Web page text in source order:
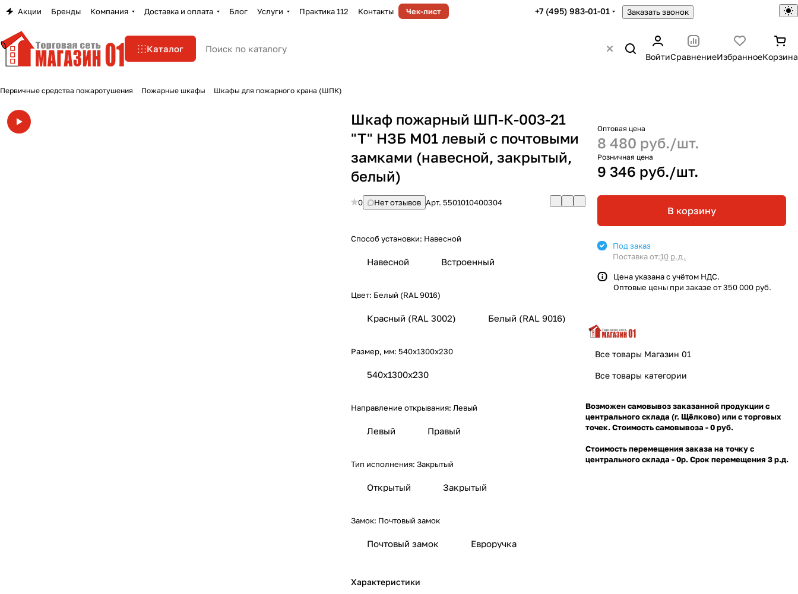
Акции Бренды Компания Доставка и оплата Блог Услуги Практика 112 Контакты Чек-лист +7 (495) 983-01-01 Заказать звонок
Каталог
ВойтиСравнениеИзбранноеКорзина
Первичные средства пожаротушения Пожарные шкафы Шкафы для пожарного крана (ШПК)
Шкаф пожарный ШП-К-003-21
"Т" НЗБ М01 левый с почтовыми
замками (навесной, закрытый,
белый)
0 Нет отзывов Арт. 5501010400304
Способ установки: Навесной
Навесной Встроенный
Цвет: Белый (RAL 9016)
Красный (RAL 3002) Белый (RAL 9016)
Размер, мм: 540х1300х230
540х1300х230
Направление открывания: Левый
Левый Правый
Тип исполнения:Закрытый
Открытый Закрытый
Замок: Почтовый замок
Почтовый замок Евроручка
Характеристики
Оптовая цена
8 480 руб./шт.
Розничная цена
9 346 руб./шт.
В корзину
Под заказ
Поставка от:10 р.д.
Цена указана с учётом НДС.
Оптовые цены при заказе от 350 000 руб.
Все товары Магазин 01
Все товары категории
Возможен самовывоз заказанной продукции с
центрального склада (г. Щёлково) или с торговых
точек. Стоимость самовывоза - 0 руб.
Стоимость перемещения заказа на точку с
центрального склада - 0р. Срок перемещения 3 р.д.